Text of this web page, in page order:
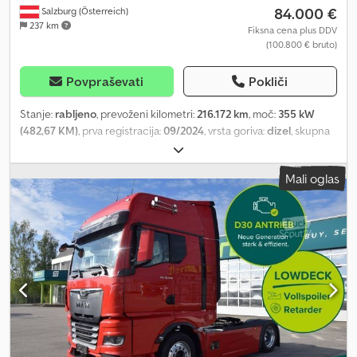
Salzburg (Österreich)
237 km
84.000 €
Fiksna cena plus DDV
(100.800 € bruto)
Povpraševati Pokliči
Stanje: rabljeno, prevoženi kilometri:216.172 km, moč: 355 kW
(482,67 KM), prva registracija:09/2024, vrsta goriva:dizel, skupna
, konfiguracija osi:
prenosa:samodejen, Oprema:ABS, filter saj, klimatska naprava,
parkirni grelec, Euro 6, nizka raven hrupa, popolna zračna vzmet,
zapora diferenciala, ZF TraXon menjalnik 12, kabina XG,
zračno/fiksno vzmeteno voznikovo sedež levo, vrtljivi spoj desno.
Kino+miza, zaščita pred soncem, LED žarometi, strešna okna,
meglenke, zadnje luči z LED, električno nastavljiva ogledala,
spojler na strehi, blatniki (stranski), klima/avtomat, dodatni grelec,
vgrajena dodatna klima, hladilna omara, nizka šasija, aluminijasta
rezervoarja 720 + 400 l, protiblokirni sistem, elektronski zavorni
sistem, kolutne zavore, ZF Dkjdpfx Agezq Nmfouor Intarder,
tempomat ACC, sistem za opozarjanje pri menjavi voznega pasu,
sedelna sklopka z dvigalom.
Mali oglas